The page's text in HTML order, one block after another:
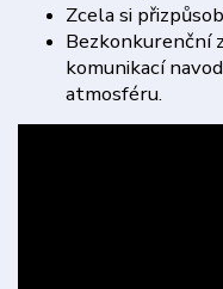
Zcela si
Bezkonkurenční
komunikací
atmosféru.